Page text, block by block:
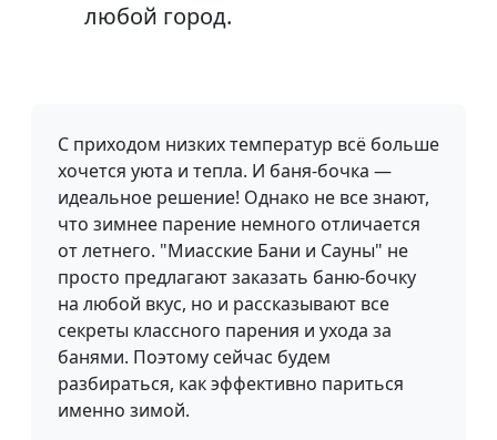
любой город.
С приходом низких температур всё больше
хочется уюта и тепла. И баня-бочка —
идеальное решение! Однако не все знают,
что зимнее парение немного отличается
от летнего. "Миасские Бани и Сауны" не
просто предлагают заказать баню-бочку
на любой вкус, но и рассказывают все
секреты классного парения и ухода за
банями. Поэтому сейчас будем
разбираться, как эффективно париться
именно зимой.